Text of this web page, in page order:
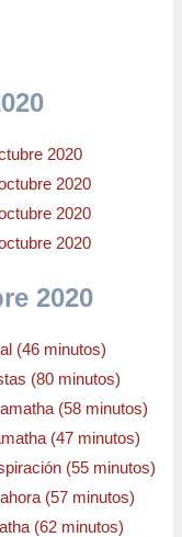
2020
2020
2020
2020
2020
(46 minutos)
(80 minutos)
(58 minutos)
(47 minutos)
(55 minutos)
(57 minutos)
(62 minutos)